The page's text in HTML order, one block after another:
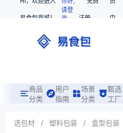
易食包商城！
请登
录
注册
中
商品
分类
用户
指南
场景
分类
甄选
工厂
选包材 / 塑料包装 / 盒型包装